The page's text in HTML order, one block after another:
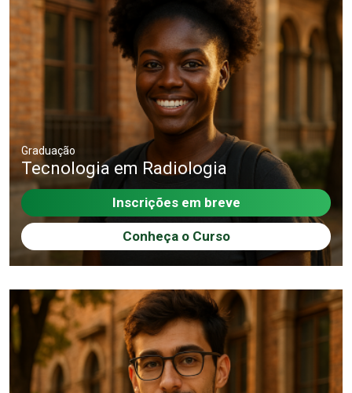
Graduação
Tecnologia em Radiologia
Inscrições em breve
Conheça o Curso